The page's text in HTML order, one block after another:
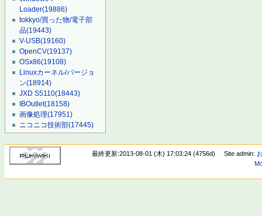
Loader(19886)
tokkyo/買った物/電子部
品(19443)
V-USB(19160)
OpenCV(19137)
OSx86(19108)
Linuxカーネル/バージョ
ン(18914)
JXD S5110(18443)
IBOutlet(18158)
画像処理(17951)
ニコニコ技術部(17445)
最終更新:2013-08-01 (木) 17:03:24 (4756d) Site admin: